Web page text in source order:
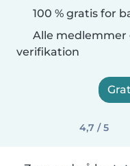
100 % gratis for
Alle
verifikation
4,7 / 5